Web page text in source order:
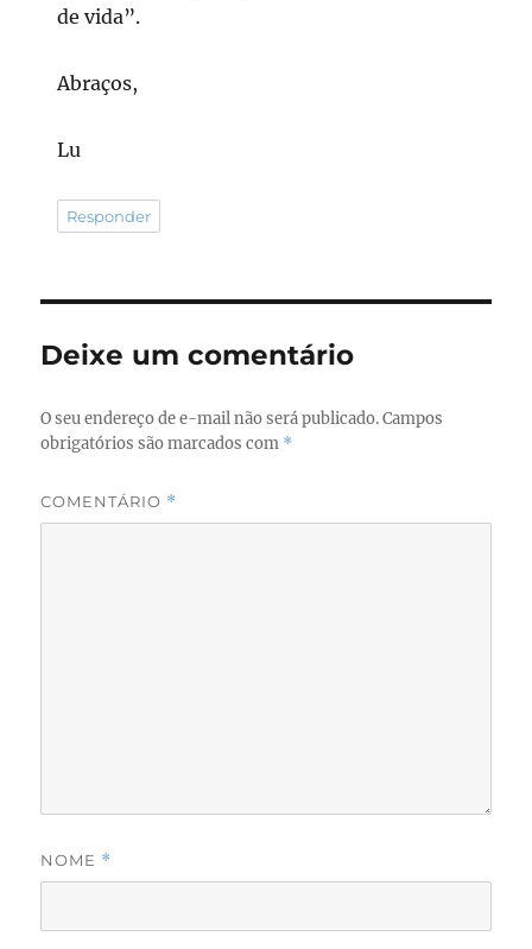
de vida”.
Abraços,
Lu
Responder
Deixe um comentário
O seu endereço de e-mail não será publicado. Campos
obrigatórios são marcados com *
COMENTÁRIO *
NOME *